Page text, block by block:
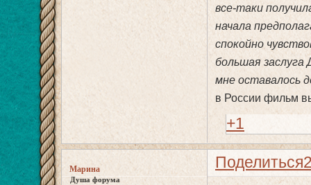
все-таки
начала
спокойно
большая заслуга
мне оставалось
в России фильм
+1
Поделиться
Марина
Душа форума